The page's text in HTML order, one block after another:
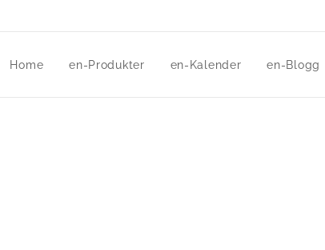
Home en-Produkter en-Kalender en-Blogg